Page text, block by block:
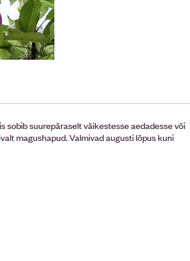
sobib suurepäraselt väikestesse aedadesse või
magushapud. Valmivad augusti lõpus kuni